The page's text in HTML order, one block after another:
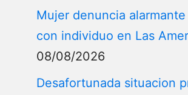
Mujer denuncia
con individuo en Las
08/08/2026
Desafortunada situacion